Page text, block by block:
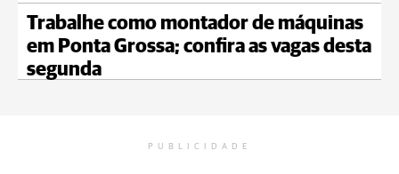
Trabalhe como montador de máquinas
em Ponta Grossa; confira as vagas desta
segunda
PUBLICIDADE